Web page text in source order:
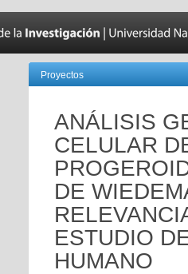
Proyectos
ANÁLISIS
CELULAR
DE
ESTUDIO
HUMANO